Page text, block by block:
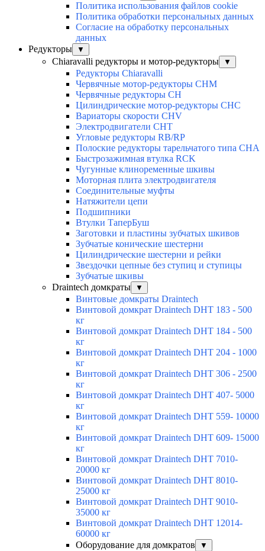
Политика использования файлов cookie
Политика обработки персональных данных
Согласие на обработку персональных
данных
Редукторы
▼
Chiaravalli редукторы и мотор-редукторы ▼
Редукторы Chiaravalli
Червячные мотор-редукторы CHM
Червячные редукторы CH
Цилиндрические мотор-редукторы CHC
Вариаторы скорости CHV
Электродвигатели CHT
Угловые редукторы RB/RP
Полоские редукторы тарельчатого типа CHA
Быстрозажимная втулка RCK
Чугунные клиноременные шкивы
Моторная плита электродвигателя
Соединительные муфты
Натяжители цепи
Подшипники
Втулки ТаперБуш
Заготовки и пластины зубчатых шкивов
Зубчатые конические шестерни
Цилиндрические шестерни и рейки
Звездочки цепные без ступиц и ступицы
Зубчатые шкивы
Draintech домкраты
▼
Винтовые домкраты Draintech
Винтовой домкрат Draintech DHT 183 - 500
кг
Винтовой домкрат Draintech DHT 184 - 500
кг
Винтовой домкрат Draintech DHT 204 - 1000
кг
Винтовой домкрат Draintech DHT 306 - 2500
кг
Винтовой домкрат Draintech DHT 407- 5000
кг
Винтовой домкрат Draintech DHT 559- 10000
кг
Винтовой домкрат Draintech DHT 609- 15000
кг
Винтовой домкрат Draintech DHT 7010-
20000 кг
Винтовой домкрат Draintech DHT 8010-
25000 кг
Винтовой домкрат Draintech DHT 9010-
35000 кг
Винтовой домкрат Draintech DHT 12014-
60000 кг
Оборудование для домкратов
▼